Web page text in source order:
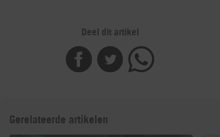
Deel dit artikel
Gerelateerde artikelen